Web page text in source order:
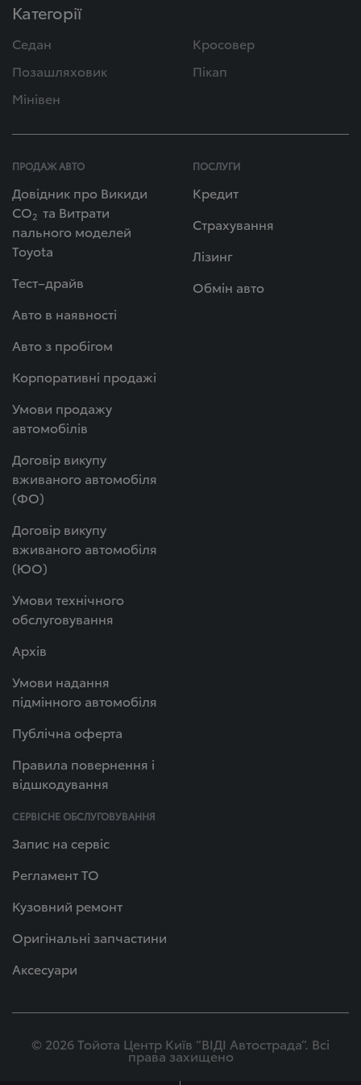
Категорії
Седан
Кросовер
Позашляховик
Пікап
Мінівен
ПРОДАЖ АВТО
Довідник про Викиди
СО2 та Витрати
пального моделей
Toyota
Тест–драйв
Авто в наявності
Авто з пробігом
Корпоративні продажі
Умови продажу
автомобілів
Договір викупу
вживаного автомобіля
(ФО)
Договір викупу
вживаного автомобіля
(ЮО)
Умови технічного
обслуговування
Архів
Умови надання
підмінного автомобіля
Публічна оферта
Правила повернення і
відшкодування
ПОСЛУГИ
Кредит
Страхування
Лізинг
Обмін авто
СЕРВІСНЕ ОБСЛУГОВУВАННЯ
Запис на сервіс
Регламент ТО
Кузовний ремонт
Оригінальні запчастини
Аксесуари
© 2026 Тойота Центр Київ “ВІДІ Автострада”. Всі
права захищено